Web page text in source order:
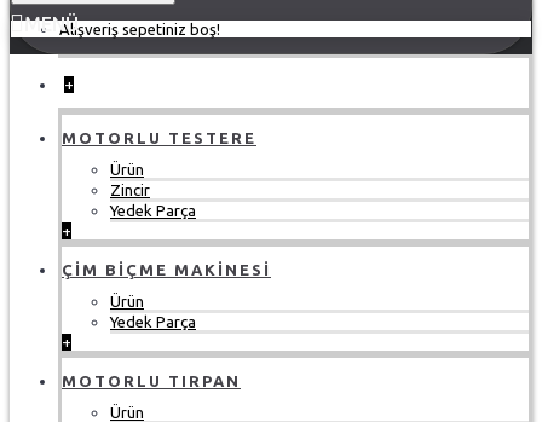
Alışveriş sepetiniz boş!
MENÜ
+
MOTORLU TESTERE
Ürün
Zincir
Yedek Parça
+
ÇIM BIÇME MAKINESI
Ürün
Yedek Parça
+
MOTORLU TIRPAN
Ürün